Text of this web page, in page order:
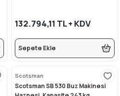
132.794,11 TL + KDV
Sepete Ekle
Scotsman
Scotsman SB 530 Buz Makinesi